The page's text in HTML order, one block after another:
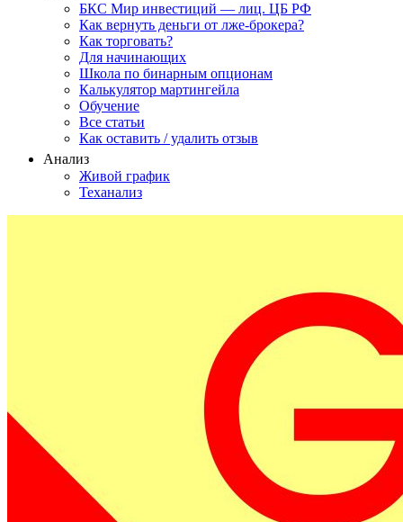
БКС Мир инвестиций — лиц. ЦБ РФ
Как вернуть деньги от лже-брокера?
Как торговать?
Для начинающих
Школа по бинарным опционам
Калькулятор мартингейла
Обучение
Все статьи
Как оставить / удалить отзыв
Анализ
Живой график
Теханализ